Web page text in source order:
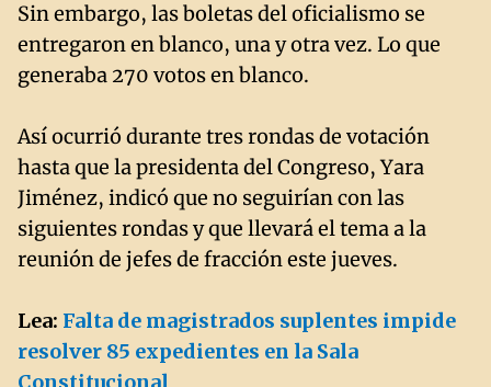
Sin embargo, las boletas del oficialismo se
entregaron en blanco, una y otra vez. Lo que
generaba 270 votos en blanco.
Así ocurrió durante tres rondas de votación
hasta que la presidenta del Congreso, Yara
Jiménez, indicó que no seguirían con las
siguientes rondas y que llevará el tema a la
reunión de jefes de fracción este jueves.
Lea: Falta de magistrados suplentes impide
resolver 85 expedientes en la Sala